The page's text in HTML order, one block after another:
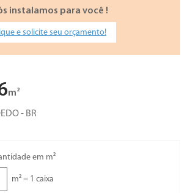
instalamos para você !
e solicite seu orçamento!
m²
- BR
em m²
m² = 1 caixa